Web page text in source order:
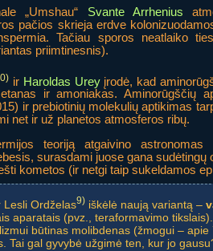
„Umshau“ Svante Arrhenius
pačios skrieja erdve
Tačiau sporos neatlaiko
priimtinesnis).
ir Haroldas Ureyįrodė, kad
ir amoniakas. Aminorūgščių
ir prebiotinių molekulių aptikimas
net ir už planetos atmosferos ribų.
teoriją atgaivino astronomas
surasdami juose gana
kometos (ir netgi taip sukeldamos
Lesli Ordželas9) iškėlė naują variantą –
aparatais (pvz., teraformavimo
būtinas molibdenas (žmogui –
Tai gal gyvybė užgimė ten, kur jo